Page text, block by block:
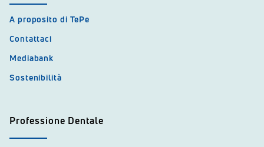
A proposito di TePe
Contattaci
Mediabank
Sostenibilità
Professione Dentale